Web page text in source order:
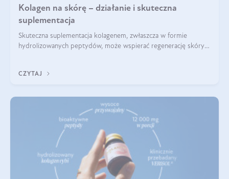
Kolagen na skórę – działanie i skuteczna
suplementacja
Skuteczna suplementacja kolagenem, zwłaszcza w formie
hydrolizowanych peptydów, może wspierać regenerację skóry i
CZYTAJ